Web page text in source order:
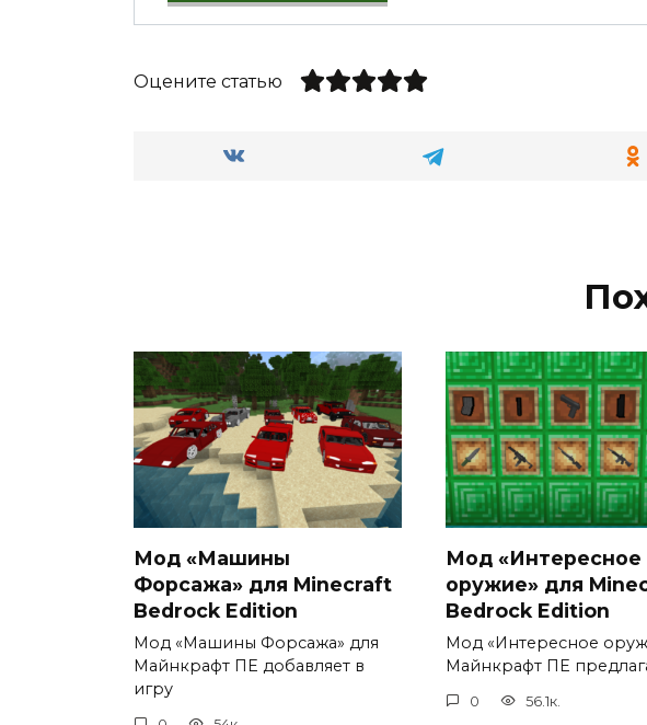
Оцените статью
Мод «Машины
Форсажа» для Minecraft
Bedrock Edition
Мод «Машины Форсажа» для
Майнкрафт ПЕ добавляет в
игру
Мод «Интересное
оружие» для
Bedrock Edition
Мод «Интересное
Майнкрафт ПЕ
0 56.1к.